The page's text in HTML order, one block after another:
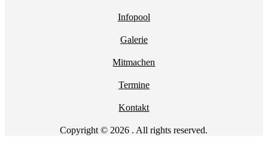
Infopool
Galerie
Mitmachen
Termine
Kontakt
Copyright © 2026 . All rights reserved.